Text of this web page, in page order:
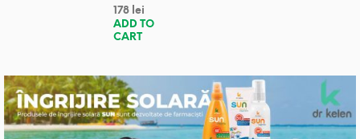
178 lei
ADD TO
CART